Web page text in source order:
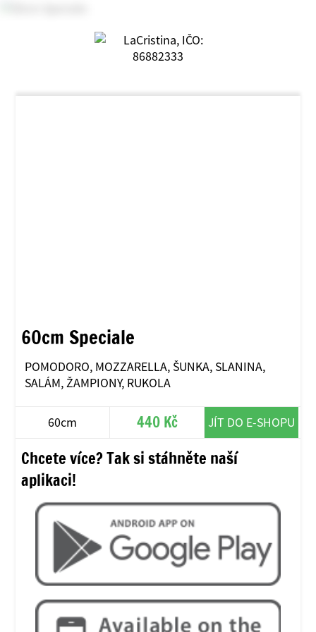
60cm Speciale
POMODORO, MOZZARELLA, ŠUNKA, SLANINA,
SALÁM, ŽAMPIONY, RUKOLA
60cm 440 Kč JÍT DO E-SHOPU
Chcete více? Tak si stáhněte naší
aplikaci!